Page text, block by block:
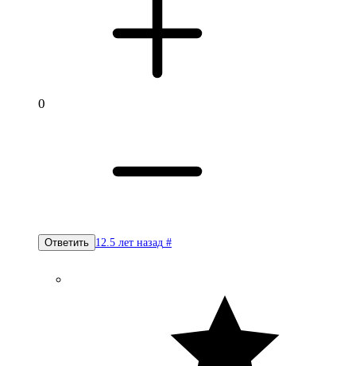
0
Ответить 12.5 лет назад #